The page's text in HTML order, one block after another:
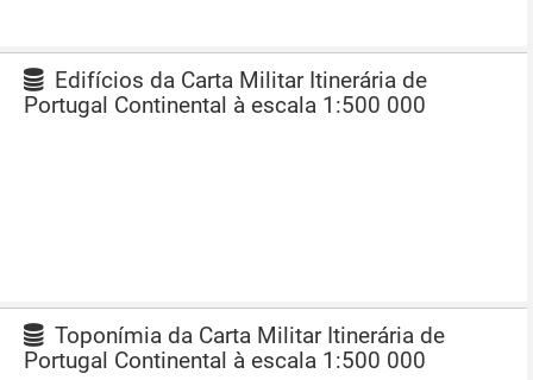
Edifícios da Carta Militar Itinerária de
Portugal Continental à escala 1:500 000
Toponímia da Carta Militar Itinerária de
Portugal Continental à escala 1:500 000